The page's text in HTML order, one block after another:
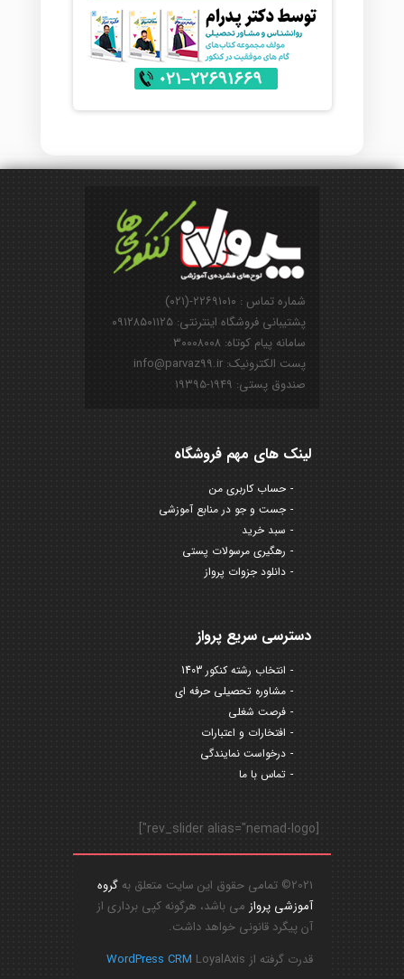
شماره تماس : ۲۲۶۹۱۰۱۰-(۰۲۱)
پشتیبانی فروشگاه اینترنتی: ۰۹۱۲۸۵۰۱۱۲۵
سامانه پیام کوتاه: ۳۰۰۰۸۰۰۸
پست الکترونیک: info@parvaz99.ir
صندوق پستی: ۱۹۴۹-۱۹۳۹۵
لینک های مهم فروشگاه
حساب کاربری من
جست و جو در منابع آموزشی
سبد خرید
رهگیری مرسولات پستی
دانلود جزوات پرواز
دسترسی سریع پرواز
انتخاب رشته کنکور 1403
مشاوره تحصیلی حرفه ای
فرصت شغلی
افتخارات و اعتبارات
درخواست نمایندگی
تماس با ما
[rev_slider alias="nemad-logo"]
2021© تمامی حقوق این سایت متعلق به
گروه
آموزشی پرواز می باشد، هرگونه کپی برداری از
آن پیگرد قانونی خواهد داشت.
قدرت گرفته از
WordPress CRM LoyalAxis